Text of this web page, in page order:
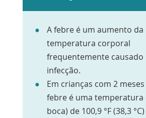
A febre é um aumento da
temperatura corporal
frequentemente causado
infecção.
Em crianças com 2
febre é uma temperatura
boca) de 100,9 °F (38,3